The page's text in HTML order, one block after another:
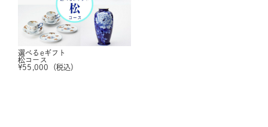
選べるeギフト
松コース
¥55,000 （税込）